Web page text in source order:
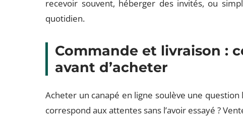
recevoir souvent, héberger des invités, ou
quotidien.
Commande et livraison :
avant d’acheter
Acheter un canapé en ligne soulève une
correspond aux attentes sans l’avoir essayé ?